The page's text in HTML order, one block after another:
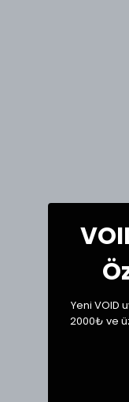
Yeni VOID
2000₺ ve